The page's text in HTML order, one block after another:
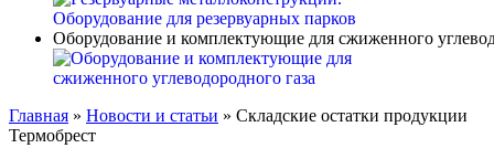
Оборудование и комплектующие для сжиженного
Главная » Новости и статьи » Складские остатки продукции
Термобрест